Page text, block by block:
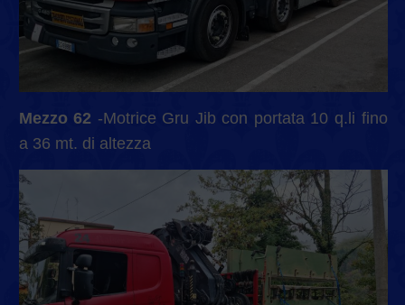
Mezzo 62 -Motrice Gru Jib con portata 10 q.li fino
a 36 mt. di altezza